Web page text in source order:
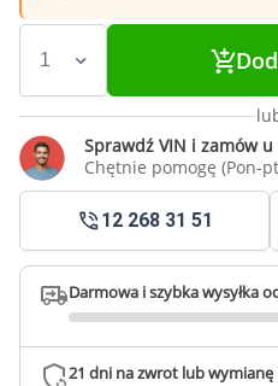
Sprawdź VIN i zamów
Chętnie pomogę (Pon-
12 268 31 51
Darmowa i szybka wysyłka
21 dni na zwrot lub wymianę